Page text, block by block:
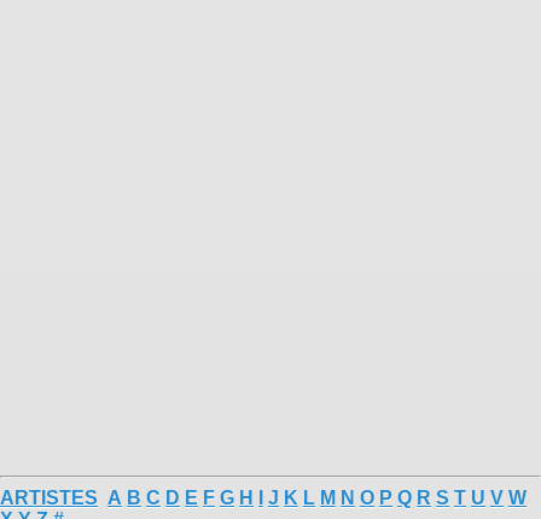
ARTISTES A B C D E F G H J K L M N O P Q R S T U V W